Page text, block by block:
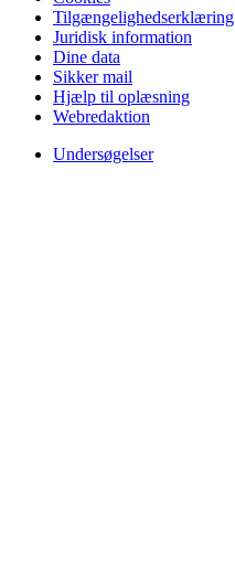
Tilgængelighedserklæring
Juridisk information
Dine data
Sikker mail
Hjælp til oplæsning
Webredaktion
Undersøgelser